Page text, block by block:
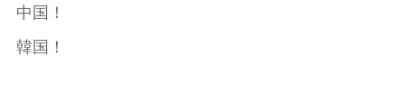
中国！
韓国！